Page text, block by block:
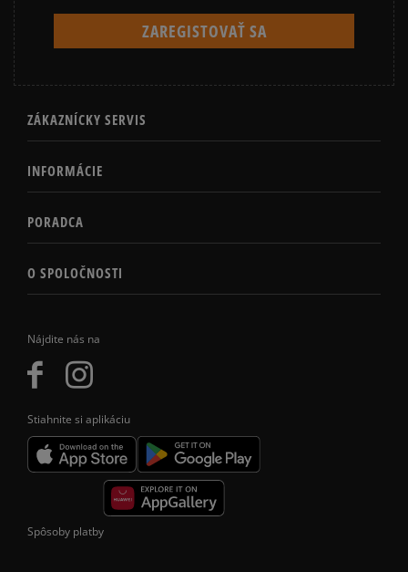
Nájdite nás na
Stiahnite si aplikáciu
ZÁKAZNÍCKY SERVIS
INFORMÁCIE
PORADCA
O SPOLOČNOSTI
Spôsoby platby